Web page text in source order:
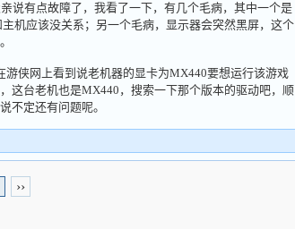
说有点故障了，我看了一下，有几个毛病，其中一个是
机应该没关系；另一个毛病，显示器会突然黑屏，这个
侠网上看到说老机器的显卡为MX440要想运行该游戏
这台老机也是MX440，搜索一下那个版本的驱动吧，顺
不定还有问题呢。
››